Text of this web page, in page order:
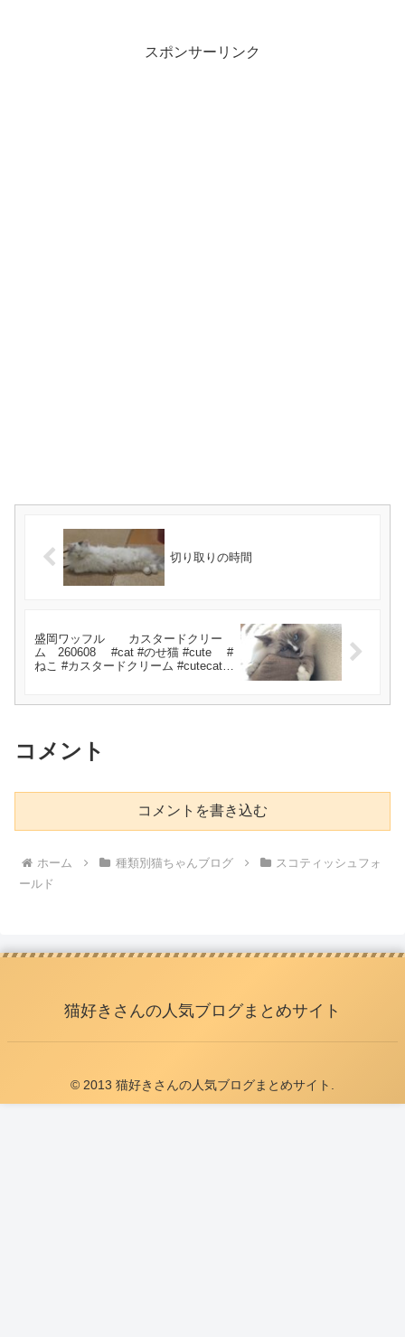
スポンサーリンク
切り取りの時間
盛岡ワッフル カスタードクリー
ム 260608 #cat #のせ猫 #cute #
ねこ #カスタードクリーム #cutecat
コメント
コメントを書き込む
ホーム 種類別猫ちゃんブログ
スコティッシュフォ
ールド
猫好きさんの人気ブログまとめサイト
© 2013 猫好きさんの人気ブログまとめサイト.